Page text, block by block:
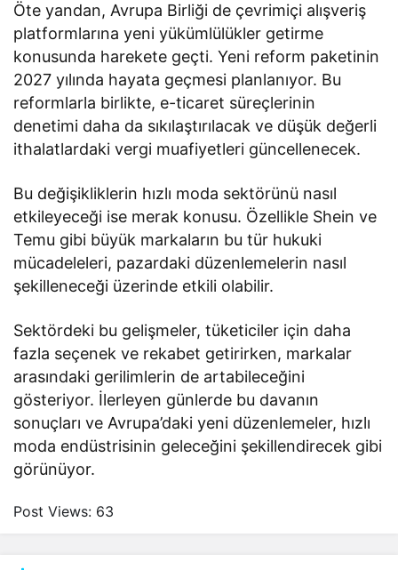
Öte yandan, Avrupa Birliği de çevrimiçi alışveriş
platformlarına yeni yükümlülükler getirme
konusunda harekete geçti. Yeni reform paketinin
2027 yılında hayata geçmesi planlanıyor. Bu
reformlarla birlikte, e-ticaret süreçlerinin
denetimi daha da sıkılaştırılacak ve düşük değerli
ithalatlardaki vergi muafiyetleri güncellenecek.
Bu değişikliklerin hızlı moda sektörünü nasıl
etkileyeceği ise merak konusu. Özellikle Shein ve
Temu gibi büyük markaların bu tür hukuki
mücadeleleri, pazardaki düzenlemelerin nasıl
şekilleneceği üzerinde etkili olabilir.
Sektördeki bu gelişmeler, tüketiciler için daha
fazla seçenek ve rekabet getirirken, markalar
arasındaki gerilimlerin de artabileceğini
gösteriyor. İlerleyen günlerde bu davanın
sonuçları ve Avrupa’daki yeni düzenlemeler, hızlı
moda endüstrisinin geleceğini şekillendirecek gibi
görünüyor.
Post Views: 63